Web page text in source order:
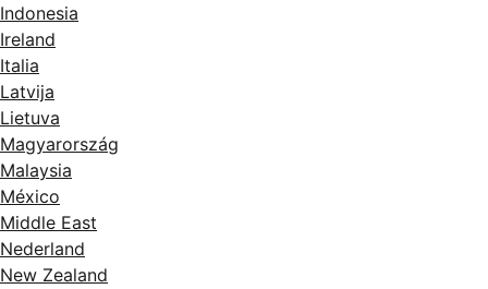
Indonesia
Ireland
Italia
Latvija
Lietuva
Magyarország
Malaysia
México
Middle East
Nederland
New Zealand